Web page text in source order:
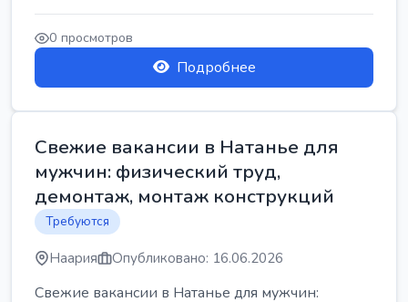
женщин от хозя...
0 просмотров
Подробнее
Свежие вакансии в Натанье для
мужчин: физический труд,
демонтаж, монтаж конструкций
Требуются
Наария Опубликовано: 16.06.2026
Свежие вакансии в Натанье для мужчин: